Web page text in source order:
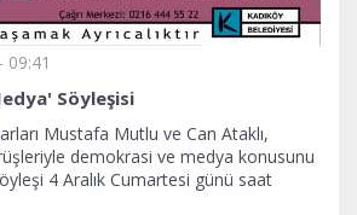
09:41
Söyleşisi
Mustafa Mutlu ve Can Ataklı,
demokrasi ve medya konusunu
4 Aralık Cumartesi günü saat